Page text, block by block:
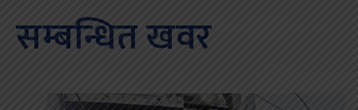
सम्बन्धित खवर